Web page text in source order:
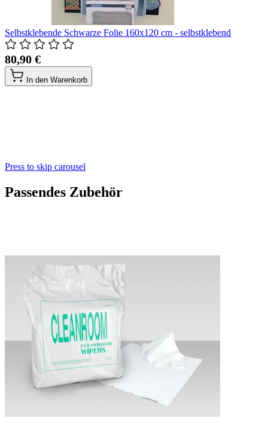
Selbstklebende Schwarze Folie 160x120 cm - selbstklebend
80,90 €
In den Warenkorb
Press to skip carousel
Passendes Zubehör